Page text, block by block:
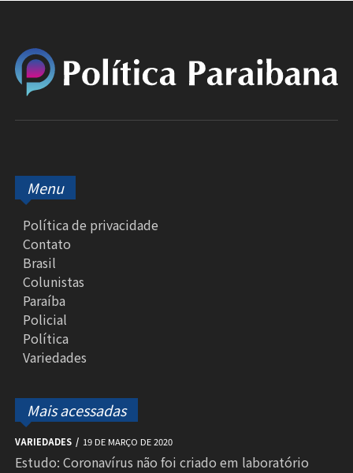
Menu
Política de privacidade
Contato
Brasil
Colunistas
Paraíba
Policial
Política
Variedades
Mais acessadas
VARIEDADES 19 DE MARÇO DE 2020
Estudo: Coronavírus não foi criado em laboratório